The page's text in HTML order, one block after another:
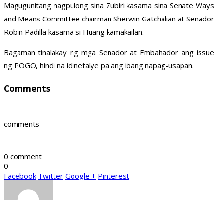
Magugunitang nagpulong sina Zubiri kasama sina Senate Ways
and Means Committee chairman Sherwin Gatchalian at Senador
Robin Padilla kasama si Huang kamakailan.
Bagaman tinalakay ng mga Senador at Embahador ang issue
ng POGO, hindi na idinetalye pa ang ibang napag-usapan.
Comments
comments
0 comment
0
Facebook Twitter Google + Pinterest